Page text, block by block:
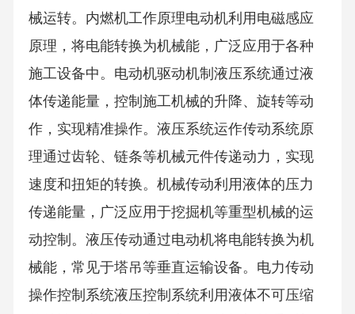
械运转。内燃机工作原理电动机利用电磁感应
原理，将电能转换为机械能，广泛应用于各种
施工设备中。电动机驱动机制液压系统通过液
体传递能量，控制施工机械的升降、旋转等动
作，实现精准操作。液压系统运作传动系统原
理通过齿轮、链条等机械元件传递动力，实现
速度和扭矩的转换。机械传动利用液体的压力
传递能量，广泛应用于挖掘机等重型机械的运
动控制。液压传动通过电动机将电能转换为机
械能，常见于塔吊等垂直运输设备。电力传动
操作控制系统液压控制系统利用液体不可压缩